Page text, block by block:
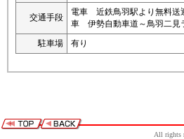
交通手段
電車 近鉄鳥羽駅より無料
車 伊勢自動車道～鳥羽二
駐車場
有り
All rights